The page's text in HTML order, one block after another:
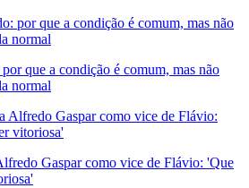
que a condição é comum, mas não
normal
Gaspar como vice de Flávio: 'Que